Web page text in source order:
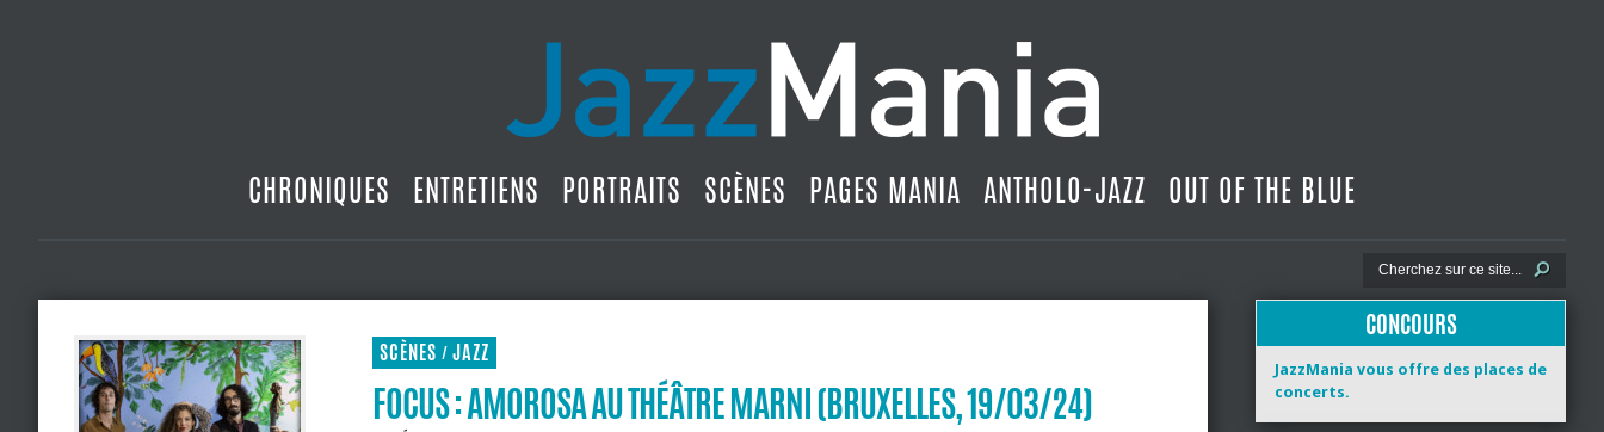
CHRONIQUES ENTRETIENS PORTRAITS SCÈNES PAGES MANIA ANTHOLO-JAZZ OUT OF THE BLUE
SCÈNES / JAZZ
FOCUS : AMOROSA AU THÉÂTRE MARNI (BRUXELLES, 19/03/24)
CONCOURS
JazzMania vous offre des places de
concerts.